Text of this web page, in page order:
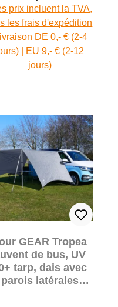
Prix de vente :
Prix régulier :
prix incluent la TVA,
les frais d'expédition
DE 0,- € (2-4
| EU 9,- € (2-12
jours)
GEAR Tropea
de bus, UV
tarp, dais avec
parois latérales